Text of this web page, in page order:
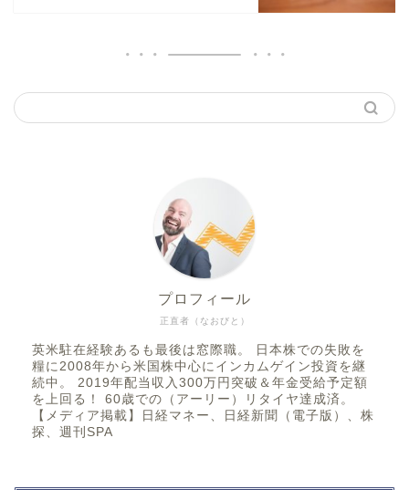
正直者（なおびと）
プロフィール
英米駐在経験あるも最後は窓際職。 日本株での失敗を
糧に2008年から米国株中心にインカムゲイン投資を継
続中。 2019年配当収入300万円突破＆年金受給予定額
を上回る！ 60歳での（アーリー）リタイヤ達成済。
【メディア掲載】日経マネー、日経新聞（電子版）、株
探、週刊SPA